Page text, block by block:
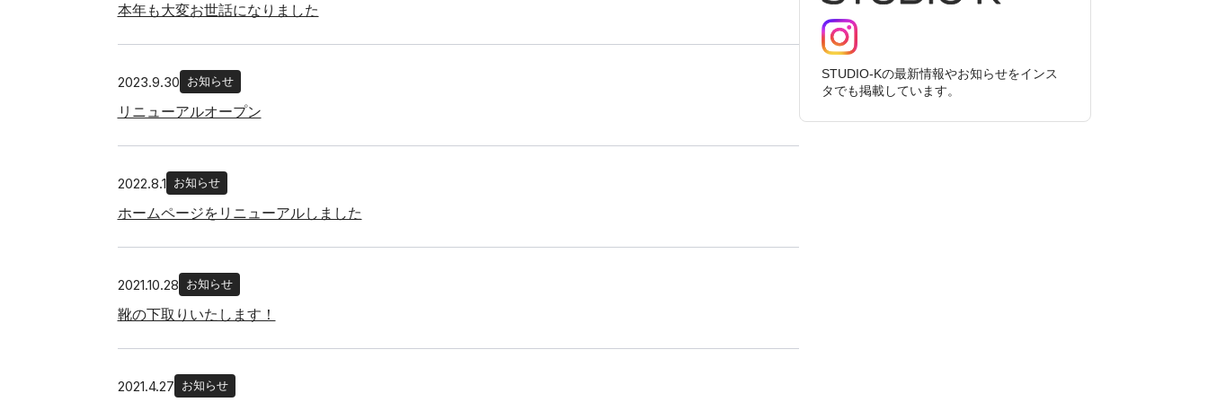
本年も大変お世話になりました
2023.9.30 お知らせ
リニューアルオープン
2022.8.1 お知らせ
ホームページをリニューアルしました
2021.10.28 お知らせ
靴の下取りいたします！
2021.4.27 お知らせ
STUDIO-Kの最新情報やお知らせをインス
タでも掲載しています。